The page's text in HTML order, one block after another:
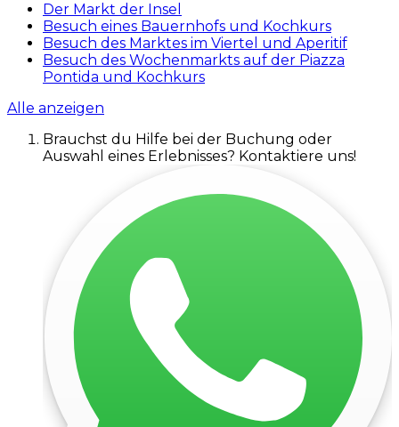
Der Markt der Insel
Besuch eines Bauernhofs und Kochkurs
Besuch des Marktes im Viertel und Aperitif
Besuch des Wochenmarkts auf der Piazza
Pontida und Kochkurs
Alle anzeigen
Brauchst du Hilfe bei der Buchung oder
Auswahl eines Erlebnisses? Kontaktiere uns!